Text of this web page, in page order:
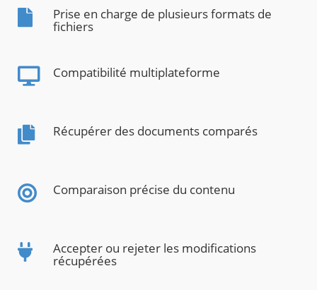
Prise en charge de plusieurs formats de
fichiers
Compatibilité multiplateforme
Récupérer des documents comparés
Comparaison précise du contenu
Accepter ou rejeter les modifications
récupérées